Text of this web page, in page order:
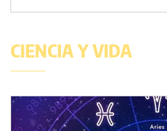
CIENCIA Y VIDA